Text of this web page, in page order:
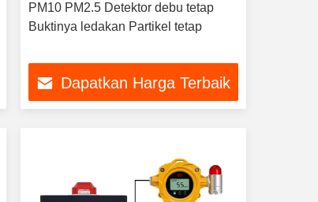
PM10 PM2.5 Detektor debu tetap
Buktinya ledakan Partikel tetap
Dapatkan Harga Terbaik